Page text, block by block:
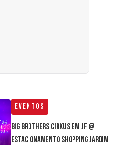
Eventos
Big Brothers Cirkus em JF @
estacionamento Shopping Jardim